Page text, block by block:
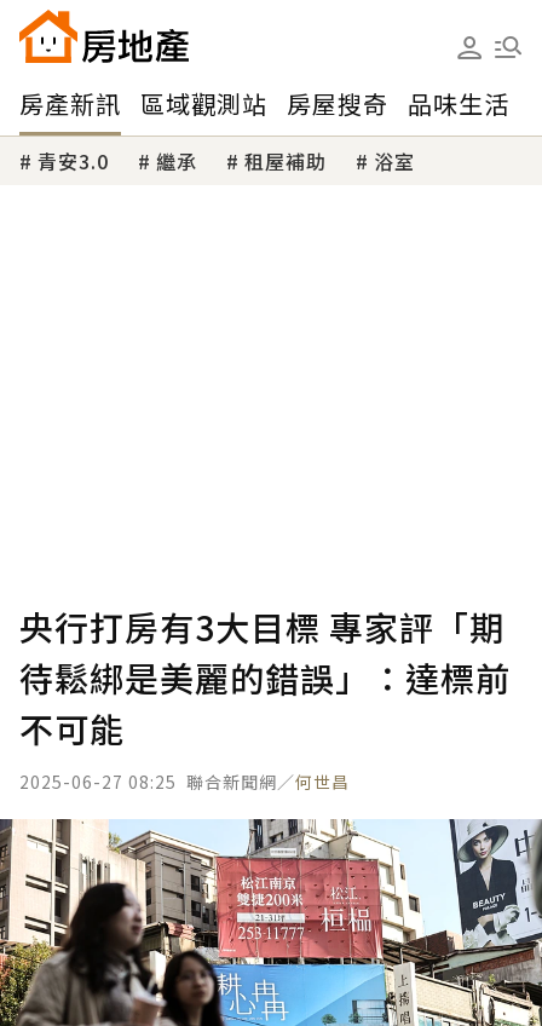
房產新訊 區域觀測站 房屋搜奇 品味生活
青安3.0 繼承 租屋補助 浴室
央行打房有3大目標 專家評「期
待鬆綁是美麗的錯誤」：達標前
不可能
2025-06-27 08:25 聯合新聞網／何世昌